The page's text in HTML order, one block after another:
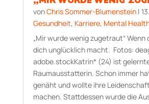
vonChris Sommer-Blumenstein|
Gesundheit, Karriere, Mental
„Mir wurde wenig zugetraut“ Wenn
dich unglücklich macht. Fotos:
adobe.stockKatrin* (24) ist
Raumausstatterin. Schon immer
genäht und wollte ihre
machen. Stattdessen wurde die